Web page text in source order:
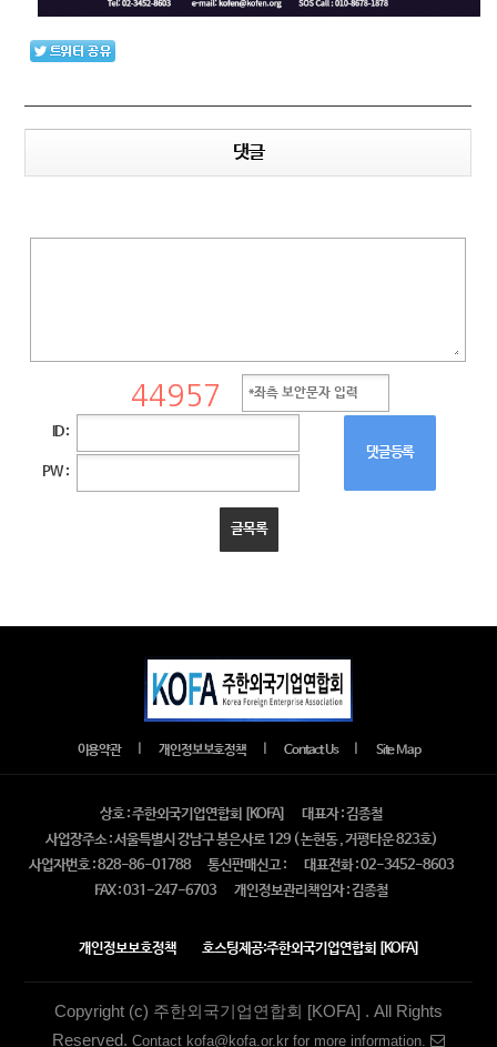
댓글
ID :
PW :
댓글등록
글목록
이용약관 개인정보보호정책 Contact Us Site Map
상호 : 주한외국기업연합회 [KOFA]
대표자 : 김종철
사업장주소 : 서울특별시 강남구 봉은사로 129 ( 논현동 , 거평타운 823호)
사업자번호 : 828-86-01788
통신판매신고 :
대표전화 : 02-3452-8603
FAX : 031-247-6703
개인정보관리책임자 : 김종철
개인정보보호정책 호스팅제공:주한외국기업연합회 [KOFA]
Copyright (c) 주한외국기업연합회 [KOFA] . All Rights
Reserved. Contact kofa@kofa.or.kr for more information.